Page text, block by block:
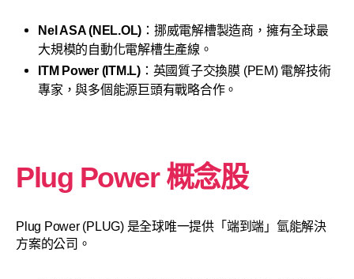
Nel ASA (NEL.OL) ：挪威電解槽製造商，擁有全球最
大規模的自動化電解槽生產線。
ITM Power (ITM.L)：英國質子交換膜 (PEM) 電解技術
專家，與多個能源巨頭有戰略合作。
Plug Power 概念股
Plug Power (PLUG) 是全球唯一提供「端到端」氫能解決
方案的公司。